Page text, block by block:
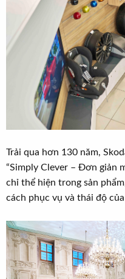
Trải qua hơn 130 năm,
“Simply Clever – Đơn giản
chỉ thể hiện trong sản
cách phục vụ và thái độ